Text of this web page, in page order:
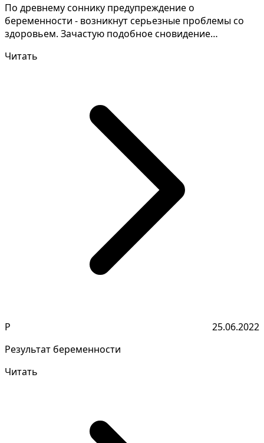
По древнему соннику предупреждение о
беременности - возникнут серьезные проблемы со
здоровьем. Зачастую подобное сновидение
Читать
Р
25.06.2022
Результат беременности
Читать